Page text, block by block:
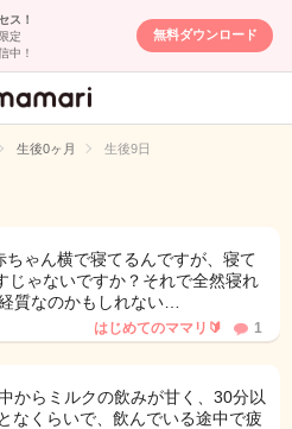
ス！
定
中！
無料ダウンロード
用匿名QA
生後0ヶ月 生後9日
ゃん横で寝てるんですが、寝て
じゃないですか？それで全然寝れ
質なのかもしれない…
はじめてのママリ🔰 1
からミルクの飲みが甘く、30分以
なくらいで、飲んでいる途中で疲